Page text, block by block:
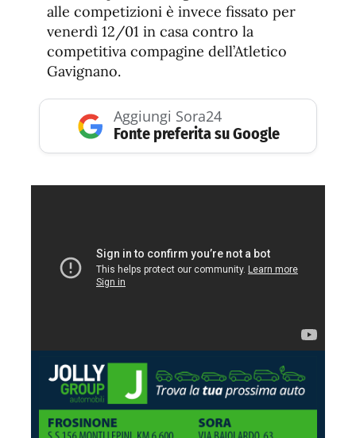
alle competizioni è invece fissato per
venerdì 12/01 in casa contro la
competitiva compagine dell’Atletico
Gavignano.
Aggiungi Sora24
Fonte preferita su Google